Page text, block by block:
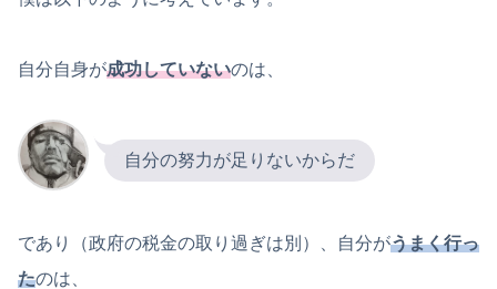
自分自身が成功していないのは、
自分の努力が足りないからだ
であり（政府の税金の取り過ぎは別）、自分がうまく行っ
たのは、